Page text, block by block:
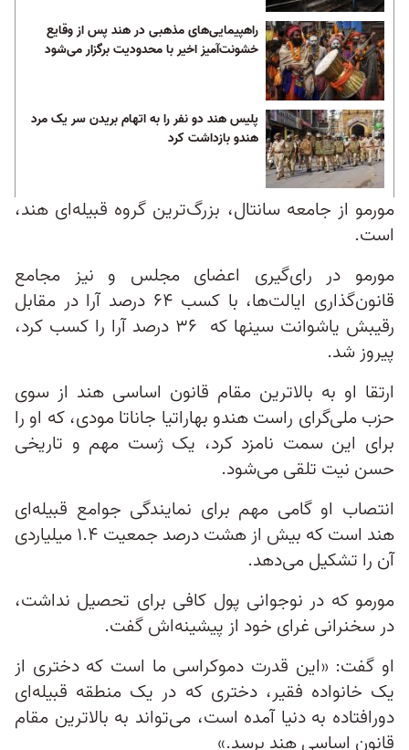
راهپیمایی‌های مذهبی در هند پس از وقایع
خشونت‌آمیز اخیر با محدودیت برگزار می‌شود
پلیس هند دو نفر را به اتهام بریدن سر یک مرد
هندو بازداشت کرد
مورمو از جامعه سانتال، بزرگ‌ترین گروه قبیله‌ای هند،
است.
مورمو در رای‌گیری اعضای مجلس و نیز مجامع
قانون‌گذاری ایالت‌ها، با کسب ۶۴ درصد آرا در مقابل
رقیبش یاشوانت سینها که ۳۶ درصد آرا را کسب کرد،
پیروز شد.
ارتقا او به بالاترین مقام قانون اساسی هند از سوی
حزب ملی‌گرای راست هندو بهاراتیا جاناتا مودی، که او را
برای این سمت نامزد کرد، یک ژست مهم و تاریخی
حسن نیت تلقی می‌شود.
انتصاب او گامی مهم برای نمایندگی جوامع قبیله‌ای
هند است که بیش از هشت درصد جمعیت ۱.۴ میلیاردی
آن را تشکیل می‌دهد.
مورمو که در نوجوانی پول کافی برای تحصیل نداشت،
در سخنرانی غرای خود از پیشینه‌اش گفت.
او گفت: «این قدرت دموکراسی ما است که دختری از
یک خانواده فقیر، دختری که در یک منطقه قبیله‌ای
دورافتاده به دنیا آمده است، می‌تواند به بالاترین مقام
قانون اساسی هند برسد.»